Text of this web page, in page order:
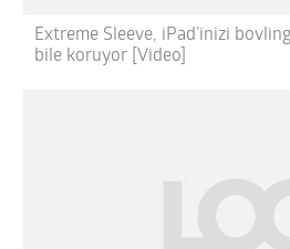
Extreme Sleeve, iPad’inizi
bile koruyor [Video]